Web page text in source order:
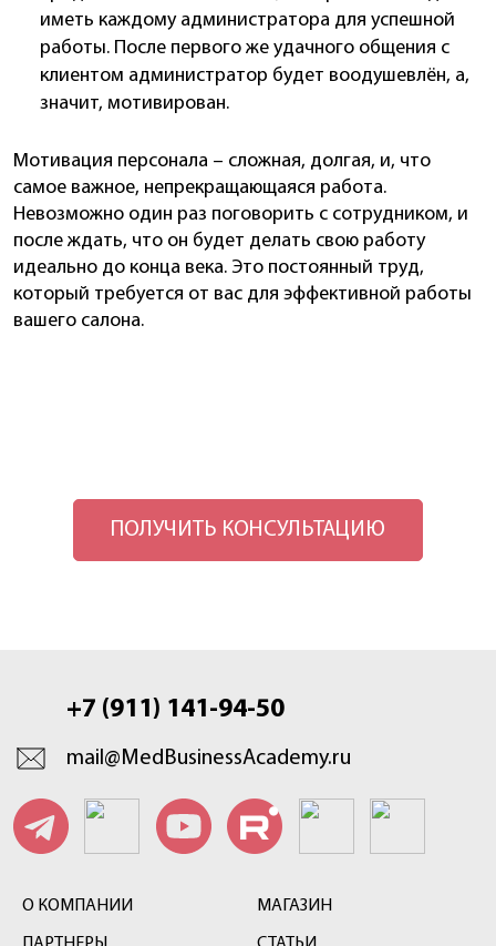
иметь каждому администратора для успешной
работы. После первого же удачного общения с
клиентом администратор будет воодушевлён, а,
значит, мотивирован.
Мотивация персонала – сложная, долгая, и, что
самое важное, непрекращающаяся работа.
Невозможно один раз поговорить с сотрудником, и
после ждать, что он будет делать свою работу
идеально до конца века. Это постоянный труд,
который требуется от вас для эффективной работы
вашего салона.
ПОЛУЧИТЬ КОНСУЛЬТАЦИЮ
+7 (911) 141-94-50
mail@MedBusinessAcademy.ru
О КОМПАНИИ МАГАЗИН